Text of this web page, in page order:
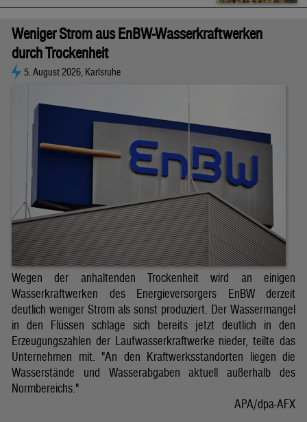
Weniger Strom aus EnBW-Wasserkraftwerken
durch Trockenheit
5. August 2026, Karlsruhe
Wegen der anhaltenden Trockenheit wird an einigen
Wasserkraftwerken des Energieversorgers EnBW derzeit
deutlich weniger Strom als sonst produziert. Der Wassermangel
in den Flüssen schlage sich bereits jetzt deutlich in den
Erzeugungszahlen der Laufwasserkraftwerke nieder, teilte das
Unternehmen mit. "An den Kraftwerksstandorten liegen die
Wasserstände und Wasserabgaben aktuell außerhalb des
Normbereichs."
APA/dpa-AFX